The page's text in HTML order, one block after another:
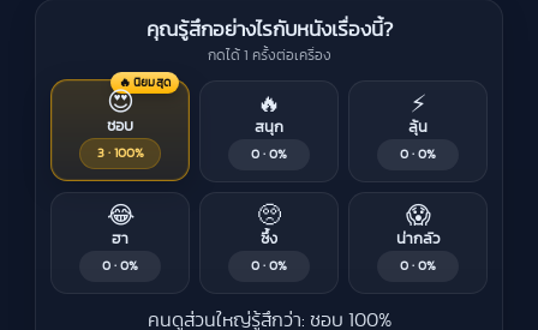
คุณรู้สึกอย่างไรกับหนังเรื่องนี้?
กดได้ 1 ครั้งต่อเครื่อง
🔥 นิยมสุด
😍
ชอบ
3 · 100%
🔥
สนุก
0 · 0%
⚡
ลุ้น
0 · 0%
😂
ฮา
0 · 0%
🥺
ซึ้ง
0 · 0%
😱
น่ากลัว
0 · 0%
คนดูส่วนใหญ่รู้สึกว่า: ชอบ 100%